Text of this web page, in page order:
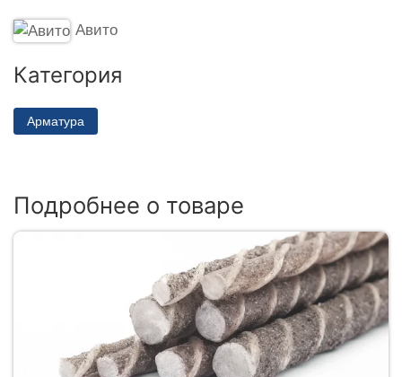
Авито
Категория
Арматура
Подробнее о товаре